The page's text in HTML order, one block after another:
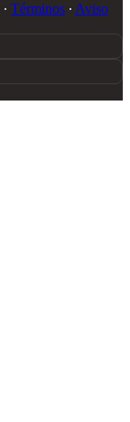
∙ Términos ∙ Aviso